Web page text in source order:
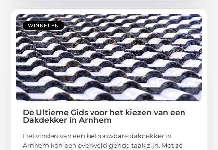
WINKELEN
De Ultieme Gids voor het kiezen van een
Dakdekker in Arnhem
Het vinden van een betrouwbare dakdekker in
Arnhem kan een overweldigende taak zijn. Met zo